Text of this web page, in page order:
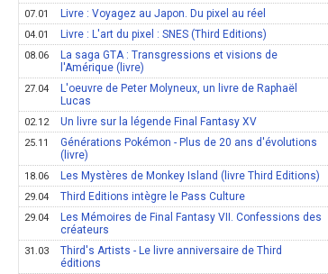
07.01 Livre : Voyagez au Japon. Du pixel au réel
04.01 Livre : L'art du pixel : SNES (Third Editions)
08.06
La saga GTA : Transgressions et visions de
l'Amérique (livre)
27.04
L'oeuvre de Peter Molyneux, un livre de Raphaël
Lucas
02.12 Un livre sur la légende Final Fantasy XV
25.11
Générations Pokémon - Plus de 20 ans d'évolutions
(livre)
18.06 Les Mystères de Monkey Island (livre Third Editions)
29.04 Third Editions intègre le Pass Culture
29.04
Les Mémoires de Final Fantasy VII. Confessions des
créateurs
31.03
Third's Artists - Le livre anniversaire de Third
éditions